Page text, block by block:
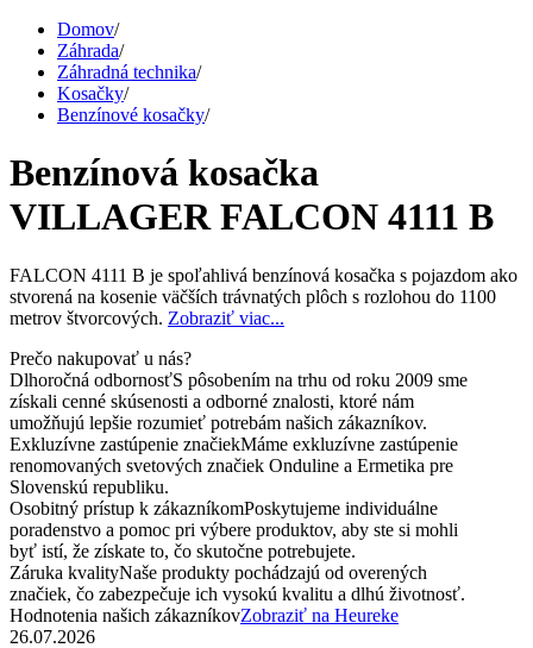
Domov/
Záhrada/
Záhradná technika/
Kosačky/
Benzínové kosačky/
Benzínová kosačka
VILLAGER FALCON 4111 B
FALCON 4111 B je spoľahlivá benzínová kosačka s pojazdom ako
stvorená na kosenie väčších trávnatých plôch s rozlohou do 1100
metrov štvorcových. Zobraziť viac...
Prečo nakupovať u nás?
Dlhoročná odbornosťS pôsobením na trhu od roku 2009 sme
získali cenné skúsenosti a odborné znalosti, ktoré nám
umožňujú lepšie rozumieť potrebám našich zákazníkov.
Exkluzívne zastúpenie značiekMáme exkluzívne zastúpenie
renomovaných svetových značiek Onduline a Ermetika pre
Slovenskú republiku.
Osobitný prístup k zákazníkomPoskytujeme individuálne
poradenstvo a pomoc pri výbere produktov, aby ste si mohli
byť istí, že získate to, čo skutočne potrebujete.
Záruka kvalityNaše produkty pochádzajú od overených
značiek, čo zabezpečuje ich vysokú kvalitu a dlhú životnosť.
Hodnotenia našich zákazníkovZobraziť na Heureke
26.07.2026